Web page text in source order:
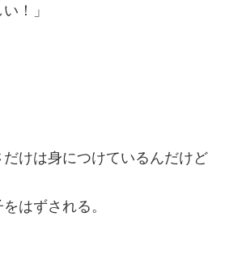
！」
けは身につけているんだけど
はずされる。